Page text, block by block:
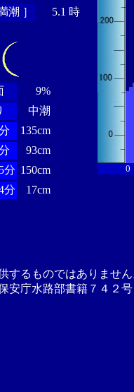
潮 ］
5.1 時
9%
中潮
135cm
93cm
分 150cm
分
17cm
0
するものではありませ
安庁水路部書籍７４２